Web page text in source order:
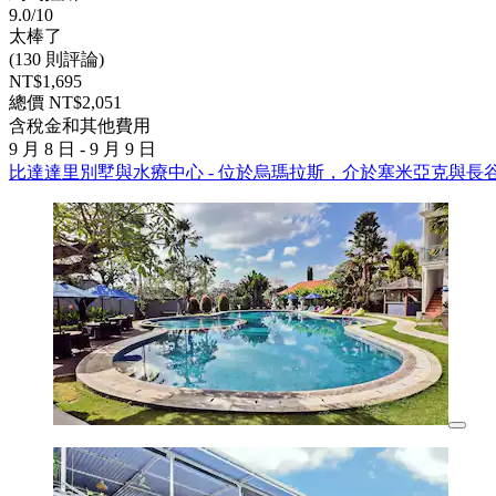
9.0/10
太棒了
(130 則評論)
NT$1,695
總價 NT$2,051
含稅金和其他費用
9 月 8 日 - 9 月 9 日
比達達里別墅與水療中心 - 位於烏瑪拉斯，介於塞米亞克與長